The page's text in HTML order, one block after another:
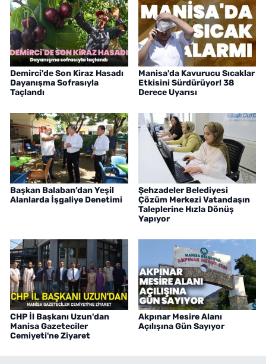
Demirci'de Son Kiraz Hasadı
Dayanışma Sofrasıyla
Taçlandı
Manisa'da Kavurucu Sıcaklar
Etkisini Sürdürüyor! 38
Derece Uyarısı
Başkan Balaban’dan Yeşil
Alanlarda İşgaliye Denetimi
Şehzadeler Belediyesi
Çözüm Merkezi Vatandaşın
Taleplerine Hızla Dönüş
Yapıyor
CHP İl Başkanı Uzun'dan
Manisa Gazeteciler
Cemiyeti'ne Ziyaret
Akpınar Mesire Alanı
Açılışına Gün Sayıyor